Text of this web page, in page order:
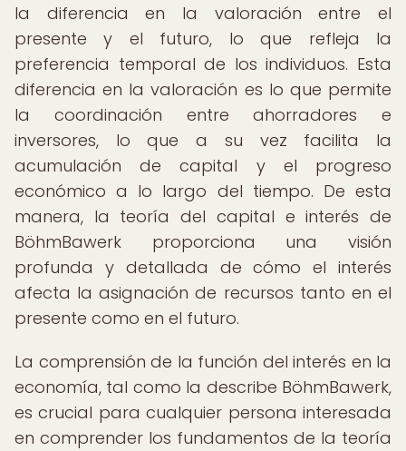
la diferencia en la valoración entre el
presente y el futuro, lo que refleja la
preferencia temporal de los individuos. Esta
diferencia en la valoración es lo que permite
la coordinación entre ahorradores e
inversores, lo que a su vez facilita la
acumulación de capital y el progreso
económico a lo largo del tiempo. De esta
manera, la teoría del capital e interés de
BöhmBawerk proporciona una visión
profunda y detallada de cómo el interés
afecta la asignación de recursos tanto en el
presente como en el futuro.
La comprensión de la función del interés en la
economía, tal como la describe BöhmBawerk,
es crucial para cualquier persona interesada
en comprender los fundamentos de la teoría